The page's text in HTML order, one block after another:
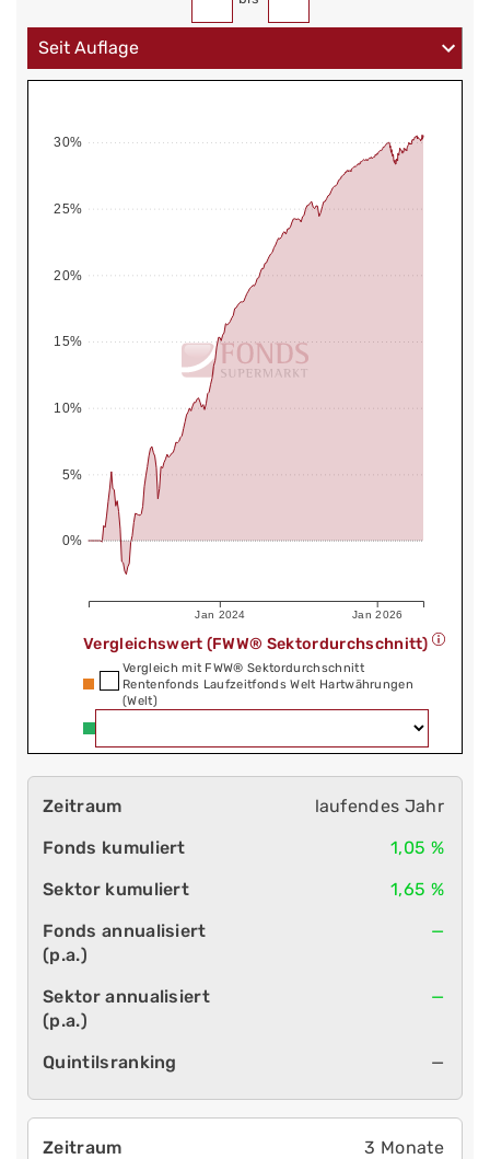
Jan 2024 Jan 2026
0%
5%
10%
15%
20%
25%
30%
Vergleichswert (FWW® Sektordurchschnitt)
Vergleich mit FWW® Sektordurchschnitt
Rentenfonds Laufzeitfonds Welt Hartwährungen
(Welt)
laufendes Jahr
1,05 %
1,65 %
—
—
—
3 Monate